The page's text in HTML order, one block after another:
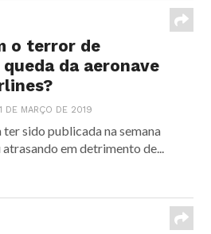
o terror de
da aeronave
DE MARÇO DE 2019
ter sido publicada na semana
em detrimento de...